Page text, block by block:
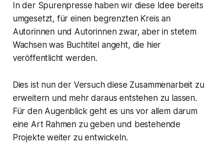
In der Spurenpresse haben wir diese Idee bereits
umgesetzt, für einen begrenzten Kreis an
Autorinnen und Autorinnen zwar, aber in stetem
Wachsen was Buchtitel angeht, die hier
veröffentlicht werden.
Dies ist nun der Versuch diese Zusammenarbeit zu
erweitern und mehr daraus entstehen zu lassen.
Für den Augenblick geht es uns vor allem darum
eine Art Rahmen zu geben und bestehende
Projekte weiter zu entwickeln.